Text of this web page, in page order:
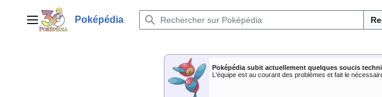
contenuMenu principalPoképédia
Poképédia subit actuellement quelques soucis
L'équipe est au courant des problèmes et fait le